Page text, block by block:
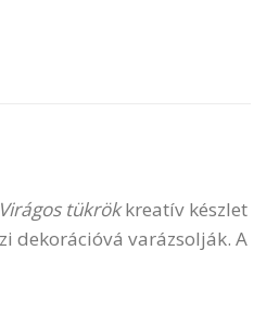
Virágos tükrökkreatív készlet
dekorációvá varázsolják. A